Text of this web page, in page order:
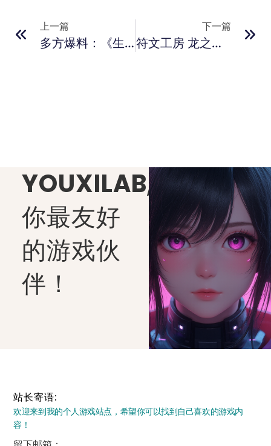
上一篇
多方爆料：《生化危机9》或将于本周正式公布
下一篇
符文工房 龙之天地
YOUXILAB,
你最友好
的游戏伙
伴！
站长寄语:
欢迎来到我的个人游戏站点，希望你可以找到自己喜欢的游戏内
容！